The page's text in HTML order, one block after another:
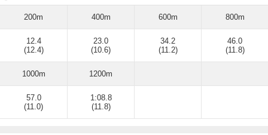
200m 400m 600m 800m
12.4
(12.4)
23.0
(10.6)
34.2
(11.2)
46.0
(11.8)
1000m 1200m
57.0
(11.0)
1:08.8
(11.8)